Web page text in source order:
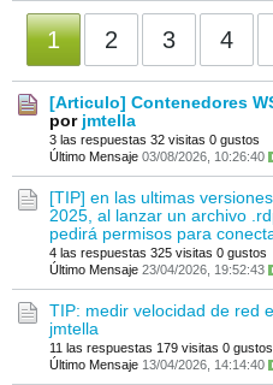
1 2 3 4
[Articulo] Contenedores
por jmtella
3 las respuestas 32 visitas 0 gustos
Último Mensaje 03/08/2026, 10:26:40
[TIP] en las ultimas
2025, al lanzar un archivo
pedirá permisos para
4 las respuestas 325 visitas 0 gustos
Último Mensaje 23/04/2026, 19:52:43
TIP: medir velocidad de red
jmtella
11 las respuestas 179 visitas 0 gustos
Último Mensaje 13/04/2026, 14:14:40